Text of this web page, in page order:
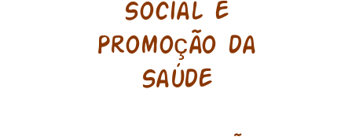
Social e
Promoção da
Saúde